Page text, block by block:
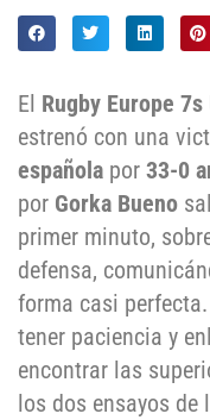
El Rugby Europe
estrenó con una
española por 33-0
por Gorka Bueno
primer minuto,
defensa,
forma casi
tener paciencia y
encontrar las
los dos ensayos de